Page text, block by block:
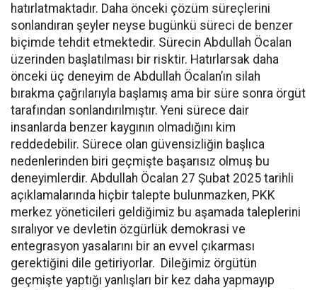
hatırlatmaktadır. Daha önceki çözüm süreçlerini
sonlandıran şeyler neyse bugünkü süreci de benzer
biçimde tehdit etmektedir. Sürecin Abdullah Öcalan
üzerinden başlatılması bir risktir. Hatırlarsak daha
önceki üç deneyim de Abdullah Öcalan’ın silah
bırakma çağrılarıyla başlamış ama bir süre sonra örgüt
tarafından sonlandırılmıştır. Yeni sürece dair
insanlarda benzer kaygının olmadığını kim
reddedebilir. Sürece olan güvensizliğin başlıca
nedenlerinden biri geçmişte başarısız olmuş bu
deneyimlerdir. Abdullah Öcalan 27 Şubat 2025 tarihli
açıklamalarında hiçbir talepte bulunmazken, PKK
merkez yöneticileri geldiğimiz bu aşamada taleplerini
sıralıyor ve devletin özgürlük demokrasi ve
entegrasyon yasalarını bir an evvel çıkarması
gerektiğini dile getiriyorlar. Dileğimiz örgütün
geçmişte yaptığı yanlışları bir kez daha yapmayıp